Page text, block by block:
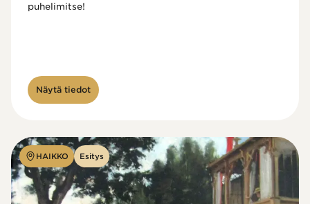
puhelimitse!
Näytä tiedot
HAIKKO Esitys